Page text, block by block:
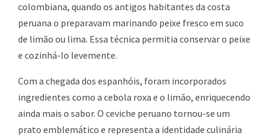
colombiana, quando os antigos habitantes da costa
peruana o preparavam marinando peixe fresco em suco
de limão ou lima. Essa técnica permitia conservar o peixe
e cozinhá-lo levemente.
Com a chegada dos espanhóis, foram incorporados
ingredientes como a cebola roxa e o limão, enriquecendo
ainda mais o sabor. O ceviche peruano tornou-se um
prato emblemático e representa a identidade culinária